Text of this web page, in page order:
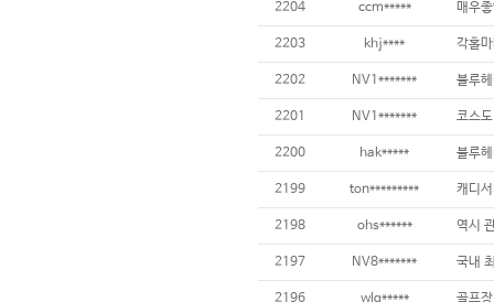
2204 ccm*****
2203 khj****
2202 NV1*******
2201 NV1*******
2200 hak***** 블루
2199 ton********* 캐디
2198 ohs****** 역시
2197 NV8*******
2196 wlg***** 골프